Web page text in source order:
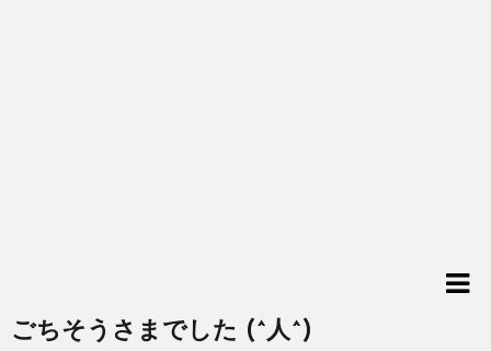
ごちそうさまでした (^人^)